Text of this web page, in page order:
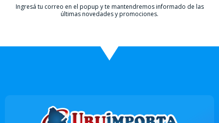
Ingresá tu correo en el popup y te mantendremos informado de las
últimas novedades y promociones.